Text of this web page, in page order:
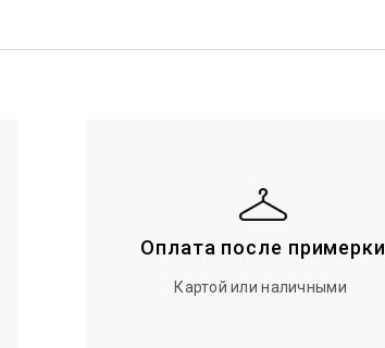
Оплата после примерки
Картой или наличными